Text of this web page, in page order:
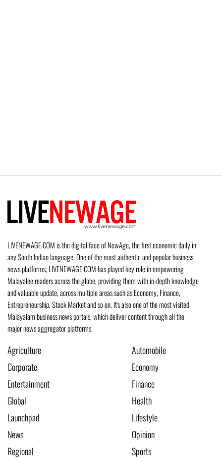
LIVENEWAGE.COM is the digital face of NewAge, the first economic daily in
any South Indian language. One of the most authentic and popular business
news platforms, LIVENEWAGE.COM has played key role in empowering
Malayalee readers across the globe, providing them with in-depth knowledge
and valuable update, across multiple areas such as Economy, Finance,
Entrepreneurship, Stock Market and so on. It's also one of the most visited
Malayalam business news portals, which deliver content through all the
major news aggregator platforms.
Agriculture
Automobile
Corporate
Economy
Entertainment
Finance
Global
Health
Launchpad
Lifestyle
News
Opinion
Regional
Sports